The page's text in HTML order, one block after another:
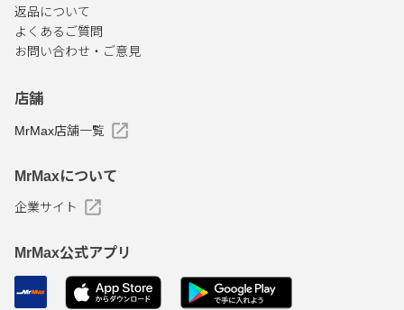
返品について
よくあるご質問
お問い合わせ・ご意見
店舗
MrMax店舗一覧
MrMaxについて
企業サイト
MrMax公式アプリ